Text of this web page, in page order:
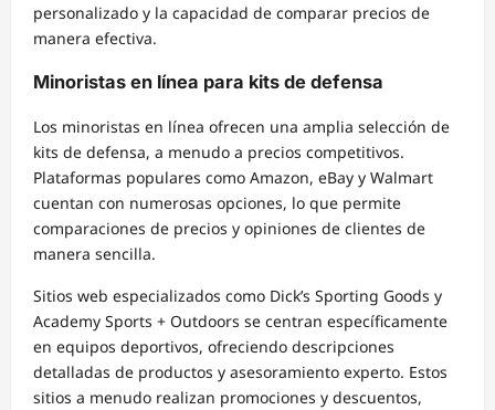
personalizado y la capacidad de comparar precios de
manera efectiva.
Minoristas en línea para kits de defensa
Los minoristas en línea ofrecen una amplia selección de
kits de defensa, a menudo a precios competitivos.
Plataformas populares como Amazon, eBay y Walmart
cuentan con numerosas opciones, lo que permite
comparaciones de precios y opiniones de clientes de
manera sencilla.
Sitios web especializados como Dick’s Sporting Goods y
Academy Sports + Outdoors se centran específicamente
en equipos deportivos, ofreciendo descripciones
detalladas de productos y asesoramiento experto. Estos
sitios a menudo realizan promociones y descuentos,